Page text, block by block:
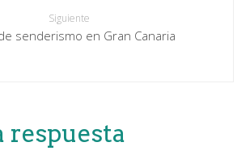
Siguiente
senderismo en Gran Canaria
respuesta